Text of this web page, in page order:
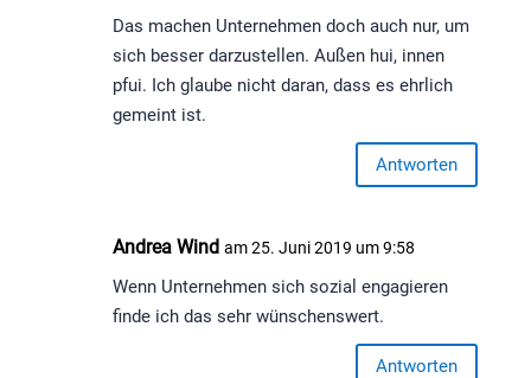
Das machen Unternehmen doch auch nur, um
sich besser darzustellen. Außen hui, innen
pfui. Ich glaube nicht daran, dass es ehrlich
gemeint ist.
Antworten
Andrea Wind am 25. Juni 2019 um 9:58
Wenn Unternehmen sich sozial engagieren
finde ich das sehr wünschenswert.
Antworten